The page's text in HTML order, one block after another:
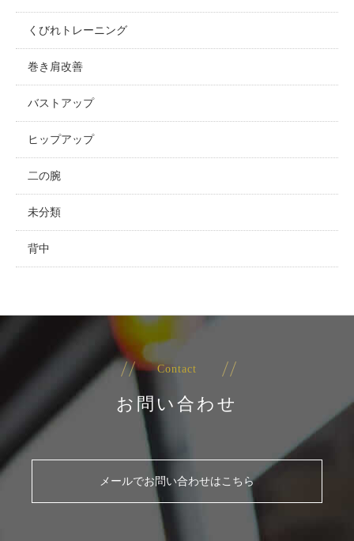
くびれトレーニング
巻き肩改善
バストアップ
ヒップアップ
二の腕
未分類
背中
Contact
お問い合わせ
メールでお問い合わせはこちら